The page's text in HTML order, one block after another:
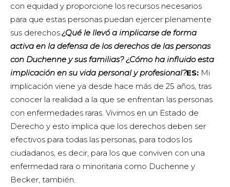
con equidad y proporcione los recursos necesarios
para que estas personas puedan ejercer plenamente
sus derechos.¿Qué le llevó a implicarse de forma
activa en la defensa de los derechos de las personas
con Duchenne y sus familias? ¿Cómo ha influido esta
implicación en su vida personal y profesional?ES: Mi
implicación viene ya desde hace más de 25 años, tras
conocer la realidad a la que se enfrentan las personas
con enfermedades raras. Vivimos en un Estado de
Derecho y esto implica que los derechos deben ser
efectivos para todas las personas, para todos los
ciudadanos, es decir, para los que conviven con una
enfermedad rara o minoritaria como Duchenne y
Becker, también.